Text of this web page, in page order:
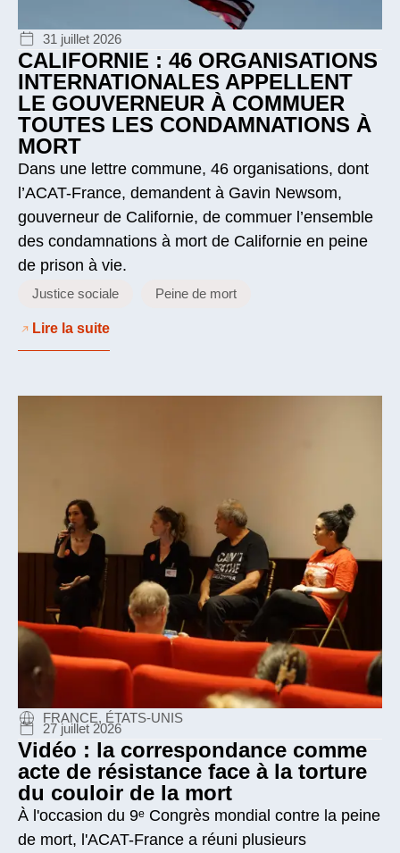
31 juillet 2026
CALIFORNIE : 46 ORGANISATIONS
INTERNATIONALES APPELLENT
LE GOUVERNEUR À COMMUER
TOUTES LES CONDAMNATIONS À
MORT
Dans une lettre commune, 46 organisations, dont
l’ACAT-France, demandent à Gavin Newsom,
gouverneur de Californie, de commuer l’ensemble
des condamnations à mort de Californie en peine
de prison à vie.
Justice sociale Peine de mort
Lire la suite
FRANCE, ÉTATS-UNIS
27 juillet 2026
Vidéo : la correspondance comme
acte de résistance face à la torture
du couloir de la mort
À l'occasion du 9ᵉ Congrès mondial contre la peine
de mort, l'ACAT-France a réuni plusieurs